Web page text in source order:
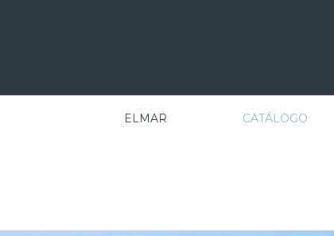
ELMAR CATÁLOGO